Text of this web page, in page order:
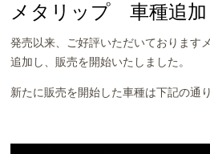
オーダー方法
ムービー
よくあるご質問
メタリップ 車種追加
発売以来、ご好評いただいております
追加し、販売を開始いたしました。
新たに販売を開始した車種は下記の通り